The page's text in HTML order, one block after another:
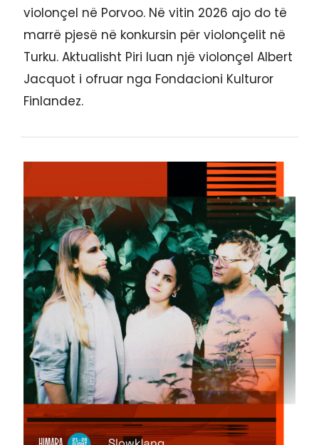
violonçel në Porvoo. Në vitin 2026 ajo do të
marrë pjesë në konkursin për violonçelit në
Turku. Aktualisht Piri luan një violonçel Albert
Jacquot i ofruar nga Fondacioni Kulturor
Finlandez.